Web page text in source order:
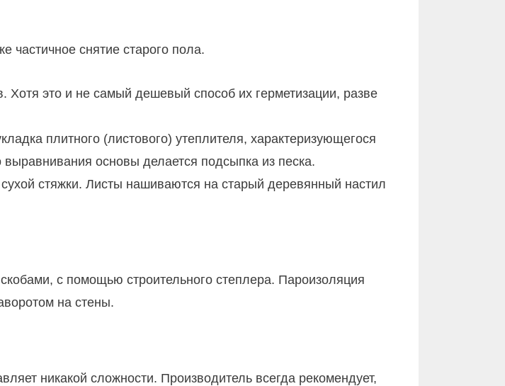
частичное снятие старого пола.
это и не самый дешевый способ их герметизации, разве
плитного (листового) утеплителя, характеризующегося
основы делается подсыпка из песка.
стяжки. Листы нашиваются на старый деревянный настил
с помощью строительного степлера. Пароизоляция
на стены.
никакой сложности. Производитель всегда рекомендует,